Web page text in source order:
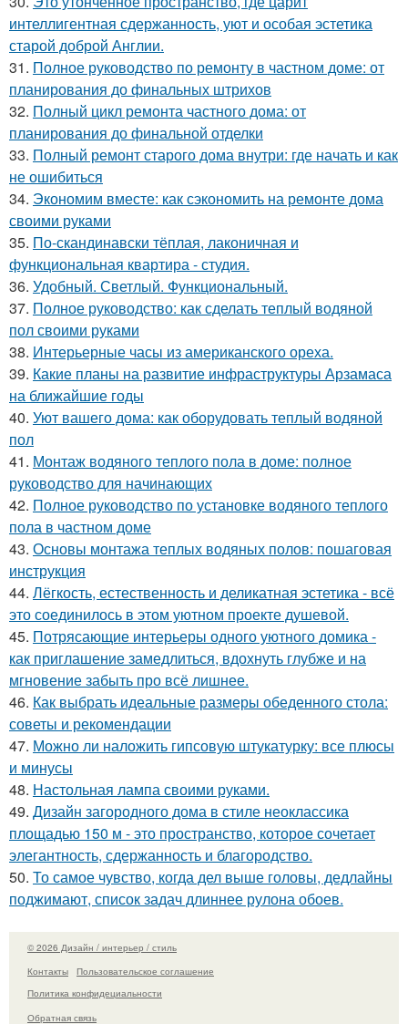
интеллигентная сдержанность, уют и особая эстетика
старой доброй Англии.
31. Полное руководство по ремонту в частном доме: от
планирования до финальных штрихов
32. Полный цикл ремонта частного дома: от
планирования до финальной отделки
33. Полный ремонт старого дома внутри: где начать и как
не ошибиться
34. Экономим вместе: как сэкономить на ремонте дома
своими руками
35. По-скандинавски тёплая, лаконичная и
функциональная квартира - студия.
36. Удобный. Светлый. Функциональный.
37. Полное руководство: как сделать теплый водяной
пол своими руками
38. Интерьерные часы из американского ореха.
39. Какие планы на развитие инфраструктуры Арзамаса
на ближайшие годы
40. Уют вашего дома: как оборудовать теплый водяной
пол
41. Монтаж водяного теплого пола в доме: полное
руководство для начинающих
42. Полное руководство по установке водяного теплого
пола в частном доме
43. Основы монтажа теплых водяных полов: пошаговая
инструкция
44. Лёгкость, естественность и деликатная эстетика - всё
это соединилось в этом уютном проекте душевой.
45. Потрясающие интерьеры одного уютного домика -
как приглашение замедлиться, вдохнуть глубже и на
мгновение забыть про всё лишнее.
46. Как выбрать идеальные размеры обеденного стола:
советы и рекомендации
47. Можно ли наложить гипсовую штукатурку: все плюсы
и минусы
48. Настольная лампа своими руками.
49. Дизайн загородного дома в стиле неоклассика
площадью 150 м - это пространство, которое сочетает
элегантность, сдержанность и благородство.
50. То самое чувство, когда дел выше головы, дедлайны
поджимают, список задач длиннее рулона обоев.
© 2026 Дизайн / интерьер / стиль
Контакты
Пользовательское соглашение
Политика конфидециальности
Обратная связь